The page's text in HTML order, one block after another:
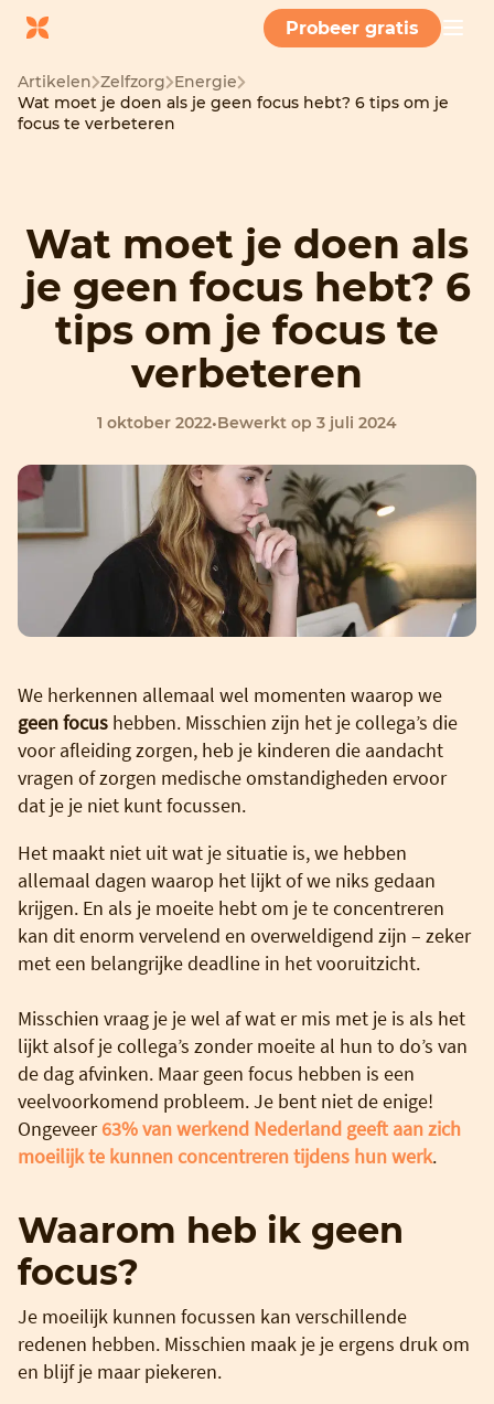
Probeer gratis
Artikelen Zelfzorg Energie
Wat moet je doen als je geen focus hebt? 6 tips om je
focus te verbeteren
Wat moet je doen als
je geen focus hebt? 6
tips om je focus te
verbeteren
1 oktober 2022•Bewerkt op 3 juli 2024
We herkennen allemaal wel momenten waarop we
geen focus hebben. Misschien zijn het je collega’s die
voor afleiding zorgen, heb je kinderen die aandacht
vragen of zorgen medische omstandigheden ervoor
dat je je niet kunt focussen.
Het maakt niet uit wat je situatie is, we hebben
allemaal dagen waarop het lijkt of we niks gedaan
krijgen. En als je moeite hebt om je te concentreren
kan dit enorm vervelend en overweldigend zijn – zeker
met een belangrijke deadline in het vooruitzicht.
Misschien vraag je je wel af wat er mis met je is als het
lijkt alsof je collega’s zonder moeite al hun to do’s van
de dag afvinken. Maar geen focus hebben is een
veelvoorkomend probleem. Je bent niet de enige!
Ongeveer63% van werkend Nederland geeft aan zich
moeilijk te kunnen concentreren tijdens hun werk.
Waarom heb ik geen
focus?
Je moeilijk kunnen focussen kan verschillende
redenen hebben. Misschien maak je je ergens druk om
en blijf je maar piekeren.